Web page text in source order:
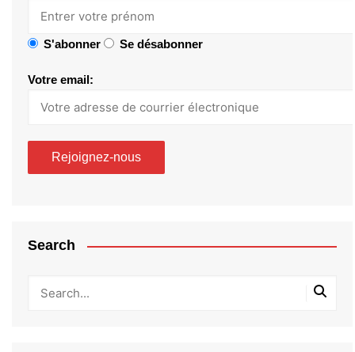
S'abonner Se désabonner
Votre email:
Search